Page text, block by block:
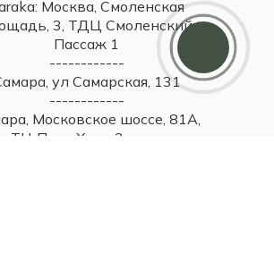
Москва, Смоленская
3, ТДЦ Смоленский
Пассаж 1
------------
ул Самарская, 131
------------
Московское шоссе, 81А,
ТЦ Парк Хаус, 2 этаж
и в качестве
5 000 бонусов за